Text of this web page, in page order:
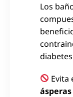
Los
Evita
ásperas